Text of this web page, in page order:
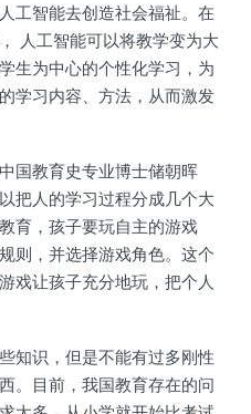
工智能去创造社会福祉。在
人工智能可以将教学变为大
生为中心的个性化学习，为
学习内容、方法，从而激发
国教育史专业博士储朝晖
把人的学习过程分成几个大
育，孩子要玩自主的游戏
，并选择游戏角色。这个
戏让孩子充分地玩，把个人
知识，但是不能有过多刚性
目前，我国教育存在的问